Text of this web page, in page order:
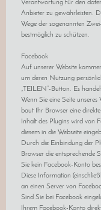
Verantwortung für den
Anbieter zu gewährleisten.
Wege der sogenannten
bestmöglich zu schützen.
Facebook
Auf unserer Website
um deren Nutzung
„TEILEN“-Button. Es
Wenn Sie eine Seite
baut Ihr Browser eine
Inhalt des Plugins wird von
diesem in die Webseite
Durch die Einbindung der
Browser die entsprechende
Sie kein Facebook-Konto
Diese Information
an einen Server von
Sind Sie bei Facebook
Ihrem Facebook-Konto